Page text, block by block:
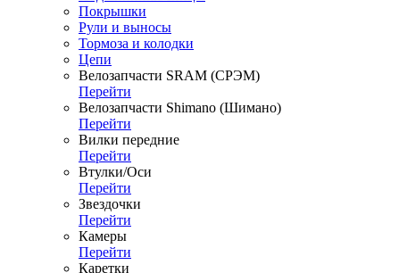
Покрышки
Рули и выносы
Тормоза и колодки
Цепи
Велозапчасти SRAM (СРЭМ)
Перейти
Велозапчасти Shimano (Шимано)
Перейти
Вилки передние
Перейти
Втулки/Оси
Перейти
Звездочки
Перейти
Камеры
Перейти
Каретки